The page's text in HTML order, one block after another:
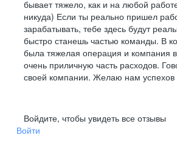
Мы
надежность
Бесплатное обучение
корпоративном
Индивидуальный план
собственные торговые
Команда
выпускники ведущих вузов
бывает тяжело, как и на любой
никуда) Если ты реально пришел
зарабатывать, тебе здесь будут
быстро станешь частью команды. В
была тяжелая операция и компания
очень приличную часть расходов.
своей компании. Желаю нам успехов
Войдите, чтобы увидеть все отзывы
Войти